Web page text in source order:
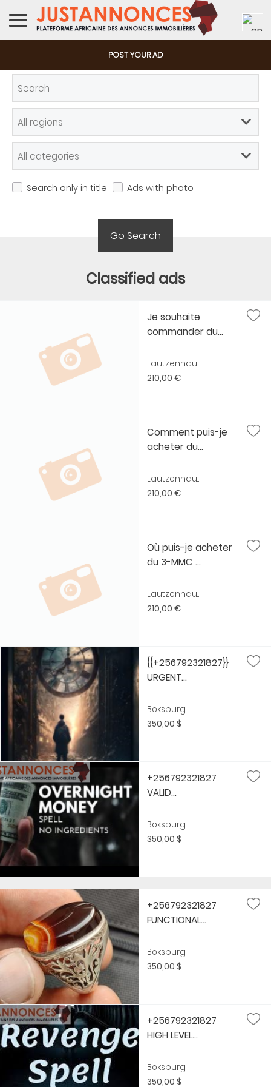
POST YOUR AD
Wanted Online shops
Search only in title Ads with photo
Classified ads
Je souhaite
commander du...
Lautzenhau...
210,00 €
Comment puis-je
acheter du...
Lautzenhau...
210,00 €
Où puis-je acheter
du 3-MMC ...
Lautzenhau...
210,00 €
{{+256792321827}}
URGENT...
Boksburg
350,00 $
+256792321827
VALID...
Boksburg
350,00 $
+256792321827
FUNCTIONAL...
Boksburg
350,00 $
+256792321827
HIGH LEVEL...
Boksburg
350,00 $